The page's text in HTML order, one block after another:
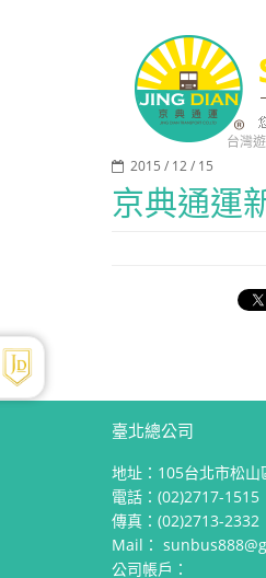
台灣
2015 / 12 / 15
京典通運
臺北總公司
地址： 105台北市松
電話：(02)2717-1515
傳真：(02)2713-2332
Mail：
公司帳戶：